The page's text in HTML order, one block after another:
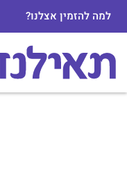
למה להזמין אצלנו?